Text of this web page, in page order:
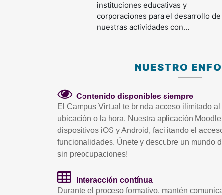
instituciones educativas y
corporaciones para el desarrollo de
nuestras actividades con…
NUESTRO
Contenido disponibles siempre
El Campus Virtual te brinda acceso ilimitado
ubicación o la hora. Nuestra aplicación
dispositivos iOS y Android, facilitando el
funcionalidades. Únete y descubre un mundo
sin preocupaciones!
Interacción contínua
Durante el proceso formativo, mantén